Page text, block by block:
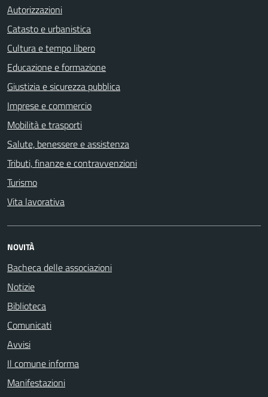
Autorizzazioni
Catasto e urbanistica
Cultura e tempo libero
Educazione e formazione
Giustizia e sicurezza pubblica
Imprese e commercio
Mobilità e trasporti
Salute, benessere e assistenza
Tributi, finanze e contravvenzioni
Turismo
Vita lavorativa
NOVITÀ
Bacheca delle associazioni
Notizie
Biblioteca
Comunicati
Avvisi
Il comune informa
Manifestazioni